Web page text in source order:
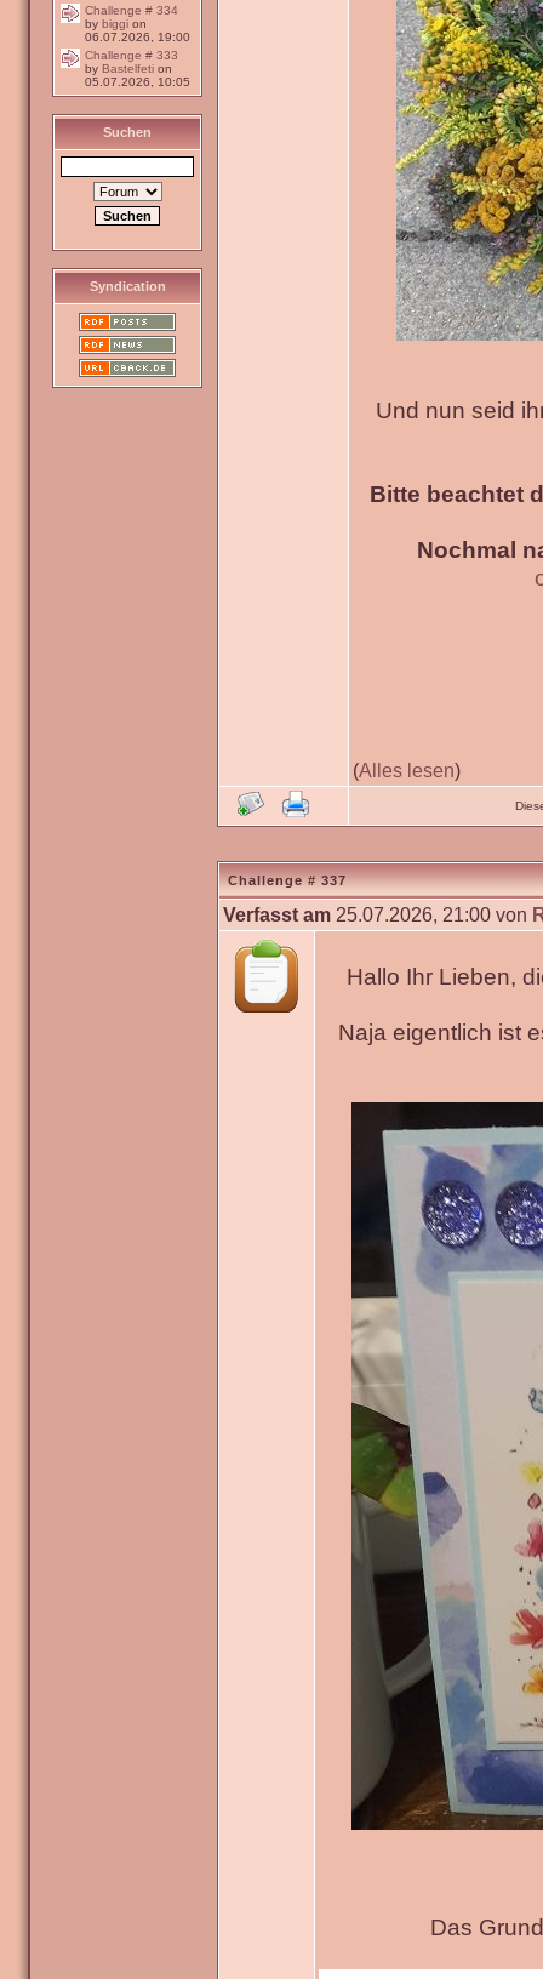
Challenge # 334
by biggi on
06.07.2026, 19:00
Challenge # 333
by Bastelfeti on
05.07.2026, 10:05
Suchen
Syndication
Und nun seid
Bitte beachtet
Nochmal
(Alles lesen)
Challenge # 337
Verfasst am 25.07.2026, 21:00 von
Hallo Ihr Lieben,
Naja eigentlich ist
Das